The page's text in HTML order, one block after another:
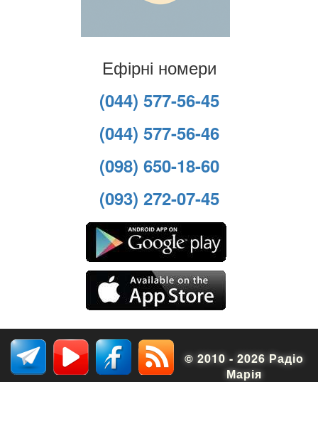
Ефірні номери
(044) 577-56-45
(044) 577-56-46
(098) 650-18-60
(093) 272-07-45
© 2010 - 2026 Радіо
Марія